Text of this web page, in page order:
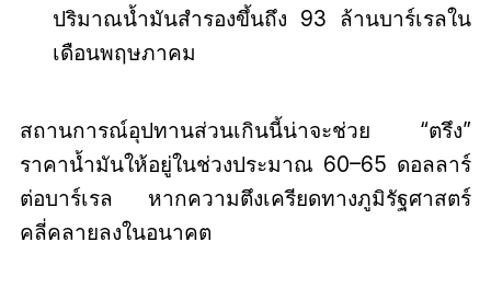
ปริมาณน้ำมันสำรองขึ้นถึง 93 ล้านบาร์เรลใน
เดือนพฤษภาคม
สถานการณ์อุปทานส่วนเกินนี้น่าจะช่วย “ตรึง”
ราคาน้ำมันให้อยู่ในช่วงประมาณ 60–65 ดอลลาร์
ต่อบาร์เรล หากความตึงเครียดทางภูมิรัฐศาสตร์
คลี่คลายลงในอนาคต